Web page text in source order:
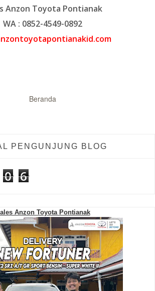
Anzon Toyota Pontianak
WA : 0852-4549-0892
Beranda
PENGUNJUNG BLOG
0 6
Anzon Toyota Pontianak